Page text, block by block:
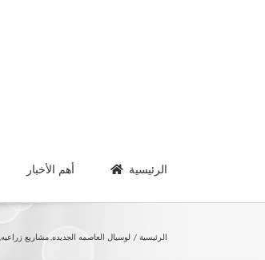
الرئيسية أهم الأخبار
الرئيسية لوسيال العاصمه الجديده مشاريع زراعيه